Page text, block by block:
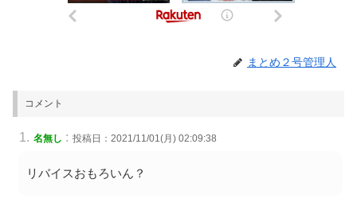
まとめ２号管理人
コメント
名無し : 投稿日：2021/11/01(月) 02:09:38
リバイスおもろいん？